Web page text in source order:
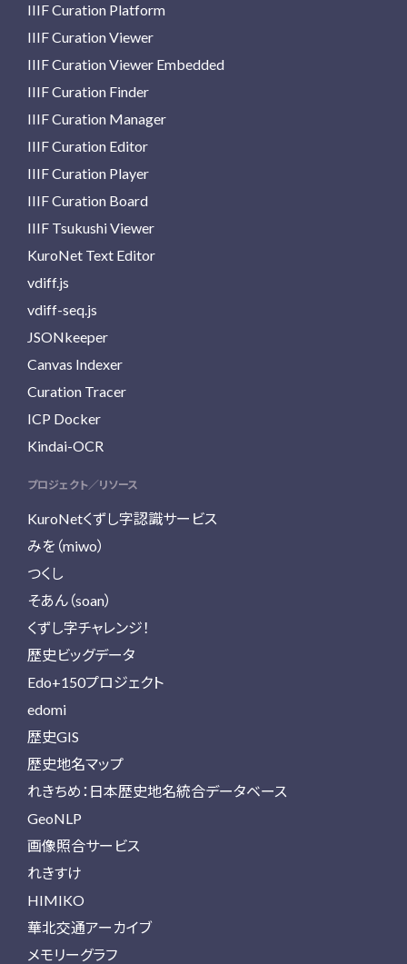
IIIF Curation Platform
IIIF Curation Viewer
IIIF Curation Viewer Embedded
IIIF Curation Finder
IIIF Curation Manager
IIIF Curation Editor
IIIF Curation Player
IIIF Curation Board
IIIF Tsukushi Viewer
KuroNet Text Editor
vdiff.js
vdiff-seq.js
JSONkeeper
Canvas Indexer
Curation Tracer
ICP Docker
Kindai-OCR
プロジェクト／リソース
KuroNetくずし字認識サービス
みを（miwo）
つくし
そあん（soan）
くずし字チャレンジ！
歴史ビッグデータ
Edo+150プロジェクト
edomi
歴史GIS
歴史地名マップ
れきちめ：日本歴史地名統合データベース
GeoNLP
画像照合サービス
れきすけ
HIMIKO
華北交通アーカイブ
メモリーグラフ